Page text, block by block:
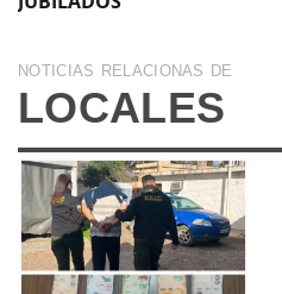
NOTICIAS RELACIONAS DE
LOCALES